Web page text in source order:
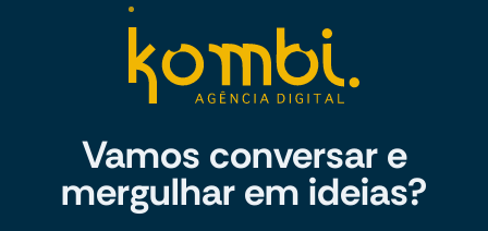
Vamos conversar e
mergulhar em ideias?